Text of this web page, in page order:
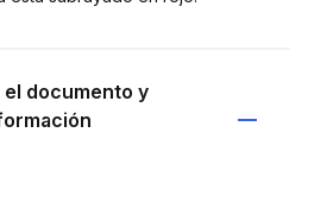
documento y